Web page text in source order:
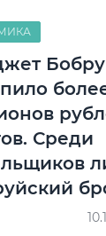
Среди